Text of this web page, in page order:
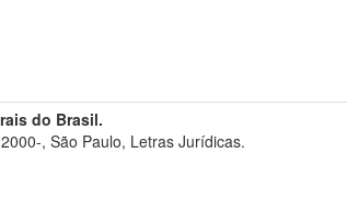
do Brasil.
, São Paulo, Letras Jurídicas.